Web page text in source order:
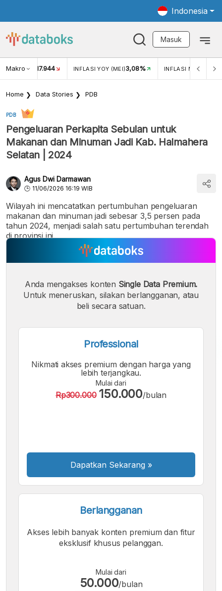
Indonesia
Masuk
Makro
USD/IDR 17.944 INFLASI YOY (MEI)3,08% INFLASI MOM (MEI)
Home Data Stories PDB
PDB
Pengeluaran Perkapita Sebulan untuk
Makanan dan Minuman Jadi Kab. Halmahera
Selatan | 2024
Agus Dwi Darmawan
11/06/2026 16:19 WIB
Wilayah ini mencatatkan pertumbuhan pengeluaran
makanan dan minuman jadi sebesar 3,5 persen pada
tahun 2024, menjadi salah satu pertumbuhan terendah
di provinsi ini.
A
Font
Kecil
A
Font
Sedang
A
Font
Anda mengakses konten Single Data Premium.
Untuk meneruskan, silakan berlangganan, atau
beli secara satuan.
Professional
Nikmati akses premium dengan harga yang
lebih terjangkau.
Mulai dari
Rp300.000 150.000/bulan
Dapatkan Sekarang »
Berlangganan
Akses lebih banyak konten premium dan fitur
eksklusif khusus pelanggan.
Mulai dari
50.000/bulan